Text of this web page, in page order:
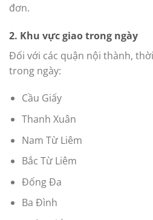
đơn.
2. Khu vực giao trong ngày
Đối với các quận nội thành,
trong ngày:
Cầu Giấy
Thanh Xuân
Nam Từ Liêm
Bắc Từ Liêm
Đống Đa
Ba Đình